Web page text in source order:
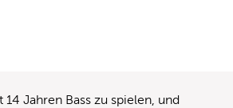
14 Jahren Bass zu spielen, und